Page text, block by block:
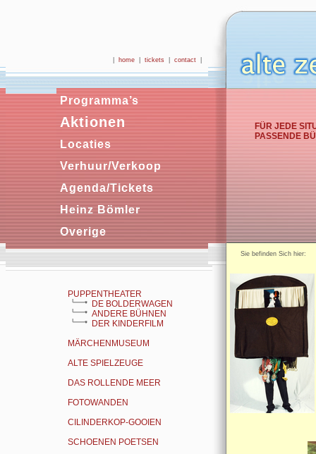
home tickets contact
Programma’s
Aktionen
Locaties
Verhuur/Verkoop
Agenda/Tickets
Heinz Bömler
Overige
FÜR JEDE
PASSENDE
PUPPENTHEATER
DE BOLDERWAGEN
ANDERE BÜHNEN
DER KINDERFILM
MÄRCHENMUSEUM
ALTE SPIELZEUGE
DAS ROLLENDE MEER
FOTOWANDEN
CILINDERKOP-GOOIEN
SCHOENEN POETSEN
Sie befinden Sich